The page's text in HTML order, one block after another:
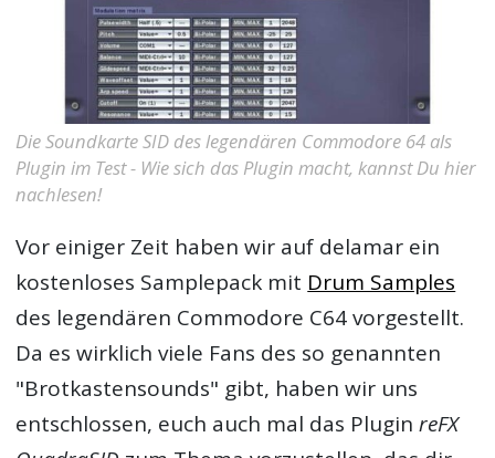
Die Soundkarte SID des legendären Commodore 64 als
Plugin im Test - Wie sich das Plugin macht, kannst Du hier
nachlesen!
Vor einiger Zeit haben wir auf delamar ein
kostenloses Samplepack mit Drum Samples
des legendären Commodore C64 vorgestellt.
Da es wirklich viele Fans des so genannten
"Brotkastensounds" gibt, haben wir uns
entschlossen, euch auch mal das PluginreFX